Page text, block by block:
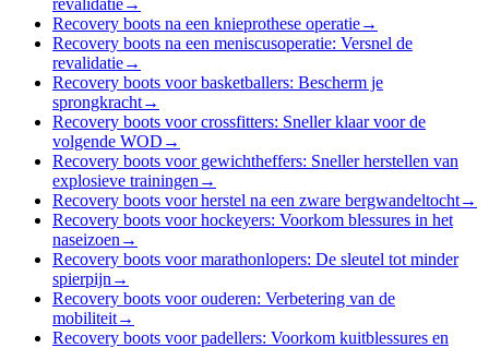
Recovery boots na een knieprothese operatie→
Recovery boots na een meniscusoperatie: Versnel de
revalidatie→
Recovery boots voor basketballers: Bescherm je
sprongkracht→
Recovery boots voor crossfitters: Sneller klaar voor de
volgende WOD →
Recovery boots voor gewichtheffers: Sneller herstellen van
explosieve trainingen →
Recovery boots voor herstel na een zware bergwandeltocht→
Recovery boots voor hockeyers: Voorkom blessures in het
naseizoen →
Recovery boots voor marathonlopers: De sleutel tot minder
spierpijn →
Recovery boots voor ouderen: Verbetering van de
mobiliteit→
Recovery boots voor padellers: Voorkom kuitblessures en